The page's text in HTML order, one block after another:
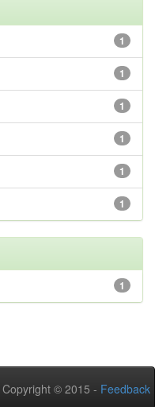
1
1
1
1
1
1
1
Copyright © 2015 - Feedback